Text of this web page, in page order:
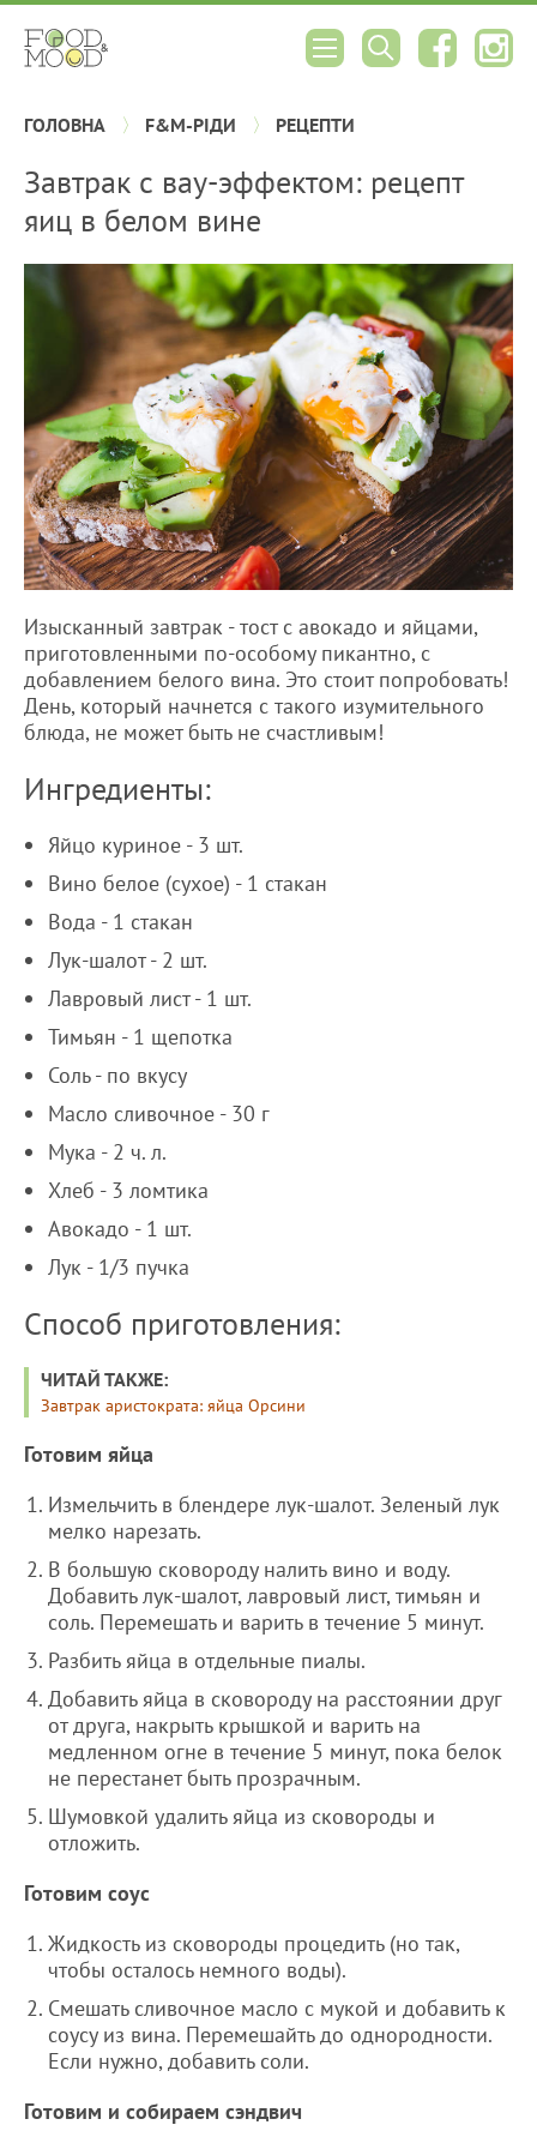
ГОЛОВНА F&M-РІДИ РЕЦЕПТИ
Завтрак с вау-эффектом: рецепт
яиц в белом вине
Изысканный завтрак - тост с авокадо и яйцами,
приготовленными по-особому пикантно, с
добавлением белого вина. Это стоит попробовать!
День, который начнется с такого изумительного
блюда, не может быть не счастливым!
Ингредиенты:
Яйцо куриное - 3 шт.
Вино белое (сухое) - 1 стакан
Вода - 1 стакан
Лук-шалот - 2 шт.
Лавровый лист - 1 шт.
Тимьян - 1 щепотка
Соль - по вкусу
Масло сливочное - 30 г
Мука - 2 ч. л.
Хлеб - 3 ломтика
Авокадо - 1 шт.
Лук - 1/3 пучка
Способ приготовления:
ЧИТАЙ ТАКЖЕ:
Завтрак аристократа: яйца Орсини
Готовим яйца
Измельчить в блендере лук-шалот. Зеленый лук
мелко нарезать.
В большую сковороду налить вино и воду.
Добавить лук-шалот, лавровый лист, тимьян и
соль. Перемешать и варить в течение 5 минут.
Разбить яйца в отдельные пиалы.
Добавить яйца в сковороду на расстоянии друг
от друга, накрыть крышкой и варить на
медленном огне в течение 5 минут, пока белок
не перестанет быть прозрачным.
Шумовкой удалить яйца из сковороды и
отложить.
Готовим соус
Жидкость из сковороды процедить (но так,
чтобы осталось немного воды).
Смешать сливочное масло с мукой и добавить к
соусу из вина. Перемешайть до однородности.
Если нужно, добавить соли.
Готовим и собираем сэндвич